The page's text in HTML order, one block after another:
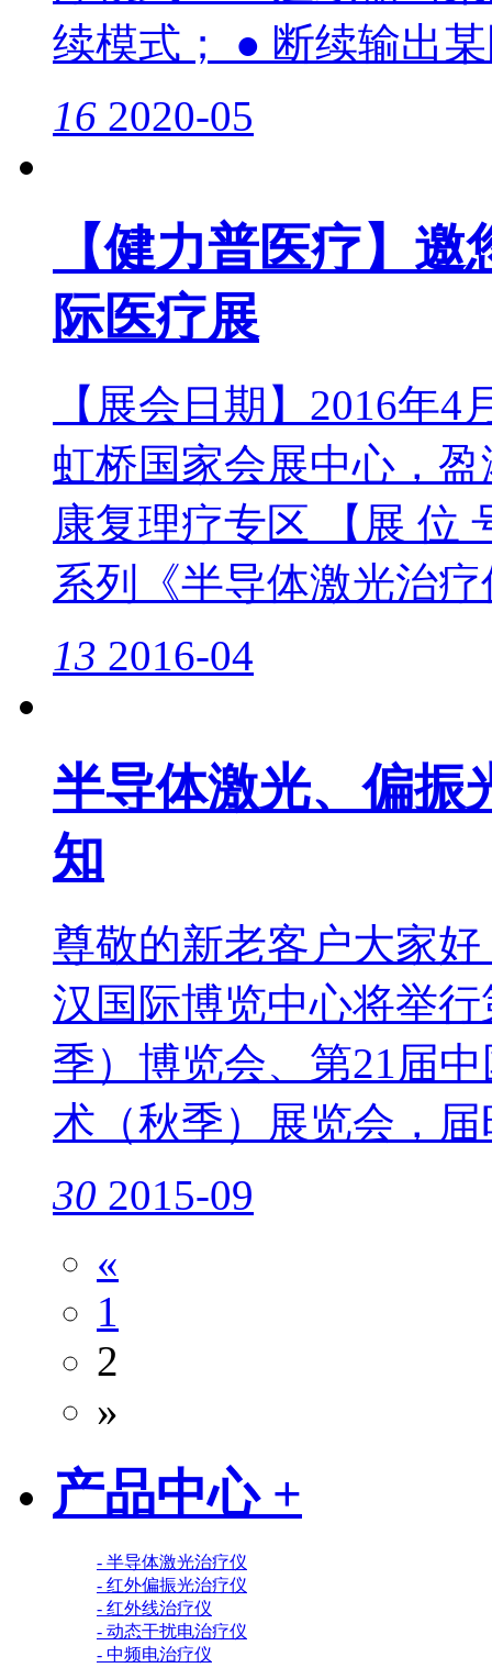
续模式； ● 断续输出
16 2020-05
【健力普医疗】
际医疗展
【展会日期】2016年
虹桥国家会展中心，
康复理疗专区 【展 位
系列《半导体激光治疗
13 2016-04
半导体激光、偏振
知
尊敬的新老客户大家好
汉国际博览中心将举
季）博览会、第21届
术（秋季）展览会，
30 2015-09
«
1
2
»
产品中心 +
- 半导体激光治疗仪
- 红外偏振光治疗仪
- 红外线治疗仪
- 动态干扰电治疗仪
- 中频电治疗仪